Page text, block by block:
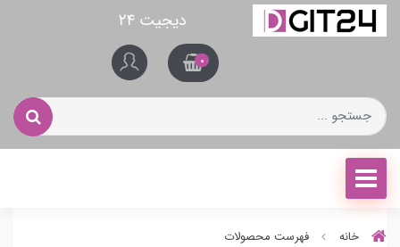
دیجیت ۲۴
0
خانه
فهرست محصولات